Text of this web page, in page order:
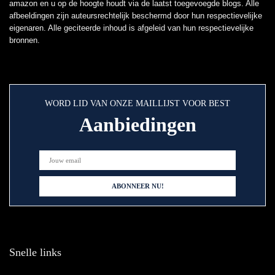
amazon en u op de hoogte houdt via de laatst toegevoegde blogs. Alle
afbeeldingen zijn auteursrechtelijk beschermd door hun respectievelijke
eigenaren. Alle geciteerde inhoud is afgeleid van hun respectievelijke
bronnen.
WORD LID VAN ONZE MAILLIJST VOOR BEST
Aanbiedingen
Snelle links